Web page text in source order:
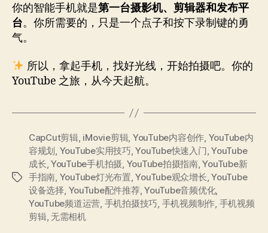
你的智能手机就是第一台摄影机、剪辑器和发布平
台。你所需要的，只是一个点子和按下录制键的勇
气。
所以，拿起手机，找好光线，开始拍摄吧。你的
YouTube 之旅，从今天起航。
标
CapCut剪辑, iMovie剪辑, YouTube内容创作, YouTube内
容规划 , YouTube实用技巧,YouTube快速入门,YouTube
成长, YouTube手机拍摄, YouTube拍摄指南,YouTube新
手指南, YouTube灯光布置,YouTube观众增长,YouTube
设备选择, YouTube配件推荐,YouTube音频优化,
YouTube频道运营, 手机拍摄技巧, 手机视频制作, 手机视频
剪辑, 无需相机